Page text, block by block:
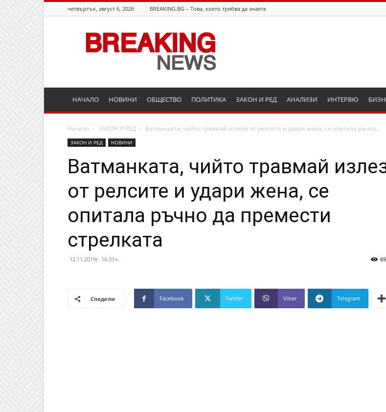
четвъртък, август 6, 2026 BREAKING.BG – Това, което трябва да знаете
Breaking.bg
НАЧАЛО НОВИНИ ОБЩЕСТВО ПОЛИТИКА ЗАКОН И РЕД АНАЛИЗИ ИНТЕРВЮ
Начало ЗАКОН И РЕД Ватманката, чийто травмай излезе от релсите и удари жена, се опитала ръчно...
ЗАКОН И РЕД НОВИНИ
Ватманката, чийто травмай
от релсите и удари жена, се
опитала ръчно да премести
стрелката
12.11.2019г. 16:31ч. 69
Сподели Facebook Twitter Viber Telegram